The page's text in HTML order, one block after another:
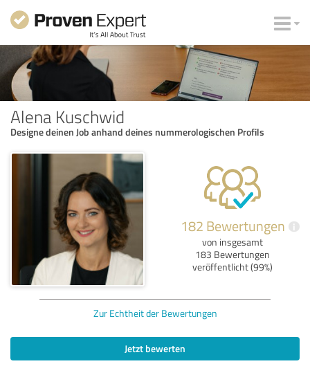
Alena Kuschwid
Designe deinen Job anhand deines nummerologischen Profils
182 Bewertungen i
von insgesamt
183 Bewertungen
veröffentlicht (99%)
Zur Echtheit der Bewertungen
Jetzt bewerten